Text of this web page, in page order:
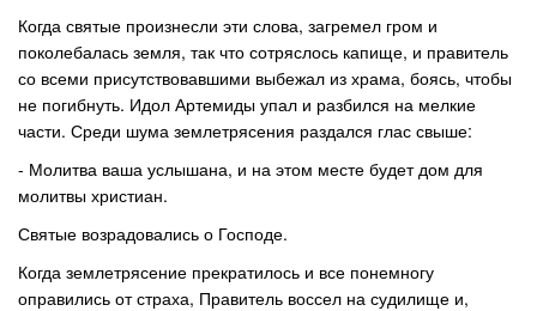
Когда святые произнесли эти слова, загремел гром и
поколебалась земля, так что сотряслось капище, и правитель
со всеми присутствовавшими выбежал из храма, боясь, чтобы
не погибнуть. Идол Артемиды упал и разбился на мелкие
части. Среди шума землетрясения раздался глас свыше:
- Молитва ваша услышана, и на этом месте будет дом для
молитвы христиан.
Святые возрадовались о Господе.
Когда землетрясение прекратилось и все понемногу
оправились от страха, Правитель воссел на судилище и,